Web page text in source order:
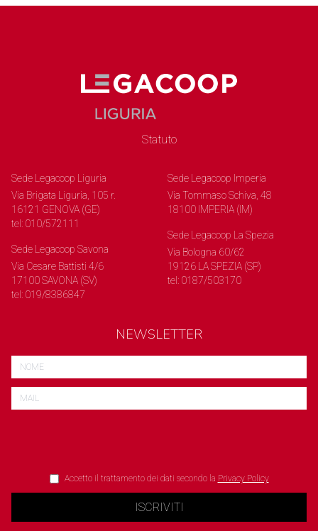
Statuto
Sede Legacoop Liguria
Via Brigata Liguria, 105 r.
16121 GENOVA (GE)
tel: 010/572111
Sede Legacoop Savona
Via Cesare Battisti 4/6
17100 SAVONA (SV)
tel: 019/8386847
Sede Legacoop Imperia
Via Tommaso Schiva, 48
18100 IMPERIA (IM)
Sede Legacoop La Spezia
Via Bologna 60/62
19126 LA SPEZIA (SP)
tel: 0187/503170
NEWSLETTER
Accetto il trattamento dei dati secondo la Privacy Policy
ISCRIVITI